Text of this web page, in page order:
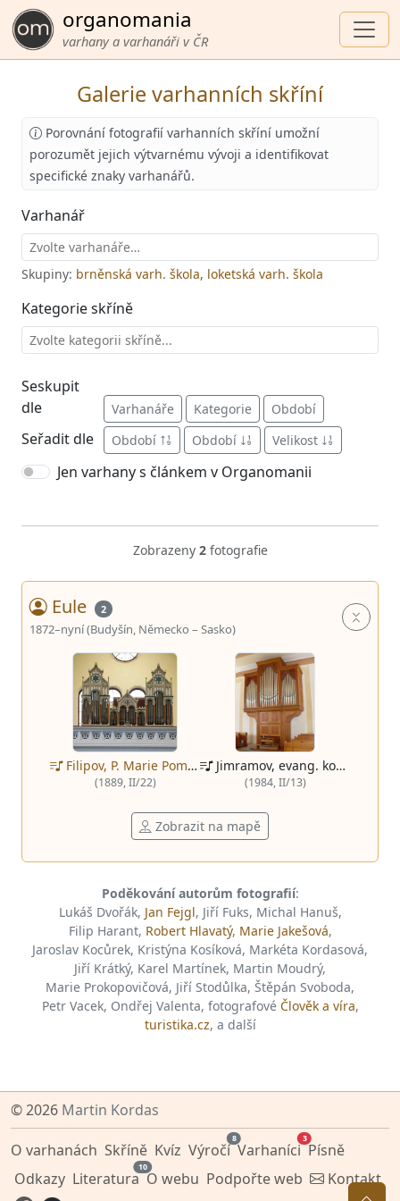
organomania
varhany a varhanáři v ČR
Galerie varhanních skříní
Porovnání fotografií varhanních skříní umožní
porozumět jejich výtvarnému vývoji a identifikovat
specifické znaky varhanářů.
Varhanář
Skupiny: brněnská varh. škola, loketská varh. škola
Kategorie skříně
Seskupit
dle
Varhanáře Kategorie Období
Seřadit dle Období Období Velikost
Jen varhany s článkem v Organomanii
Zobrazeny 2fotografie
Eule 2
1872–nyní (Budyšín, Německo – Sasko)
Filipov, P. Marie Pomocnice Křesťanů
(1889, II/22)
Jimramov, evang. kostel
(1984, II/13)
Zobrazit na mapě
Poděkování autorům fotografií:
Lukáš Dvořák, Jan Fejgl, Jiří Fuks, Michal Hanuš,
Filip Harant, Robert Hlavatý, Marie Jakešová,
Jaroslav Kocůrek, Kristýna Kosíková, Markéta Kordasová,
Jiří Krátký, Karel Martínek, Martin Moudrý,
Marie Prokopovičová, Jiří Stodůlka, Štěpán Svoboda,
Petr Vacek, Ondřej Valenta, fotografové Člověk a víra,
turistika.cz, a další
© 2026 Martin Kordas
O varhanách Skříně Kvíz Výročí
8
Varhaníci
3
Písně
Odkazy Literatura
10
O webu Podpořte web Kontakt